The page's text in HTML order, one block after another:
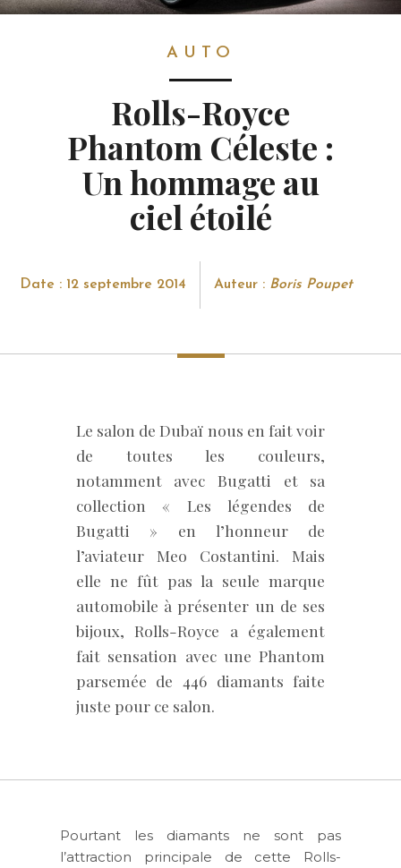
AUTO
Rolls-Royce
Phantom Céleste :
Un hommage au
ciel étoilé
Date : 12 septembre 2014 Auteur : Boris Poupet
Le salon de Dubaï nous en fait voir
de toutes les couleurs,
notamment avec Bugatti et sa
collection « Les légendes de
Bugatti » en l’honneur de
l’aviateur Meo Costantini. Mais
elle ne fût pas la seule marque
automobile à présenter un de ses
bijoux, Rolls-Royce a également
fait sensation avec une Phantom
parsemée de 446 diamants faite
juste pour ce salon.
Pourtant les diamants ne sont pas
l’attraction principale de cette Rolls-